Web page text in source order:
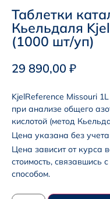
Таблетки
Кьельдаля
(1000 шт/уп)
29 890,00 ₽
KjelReference Missouri
при анализе общего
кислотой (метод
Цена указана без
Цена зависит от курса
стоимость,
способом.